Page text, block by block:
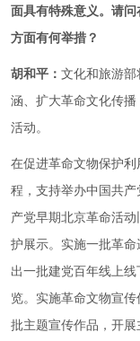
面具有特殊意义。请
方面有何举措？
胡和平： 文化和旅游部
涵、扩大革命文化传
活动。
在促进革命文物保护
程，支持举办中国共
产党早期北京革命活
护展示。实施一批革
出一批建党百年线上
览。实施革命文物宣
批主题宣传作品，开